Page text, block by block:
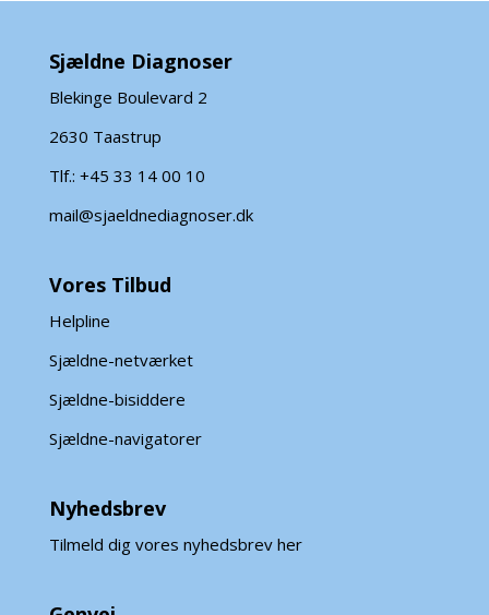
Sjældne Diagnoser
Blekinge Boulevard 2
2630 Taastrup
Tlf.: +45 33 14 00 10
mail@sjaeldnediagnoser.dk
Vores Tilbud
Helpline
Sjældne-netværket
Sjældne-bisiddere
Sjældne-navigatorer
Nyhedsbrev
Tilmeld dig vores nyhedsbrev her